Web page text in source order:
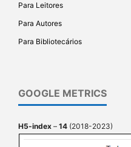
Para Leitores
Para Autores
Para Bibliotecários
GOOGLE METRICS
H5-index – 14 (2018-2023)